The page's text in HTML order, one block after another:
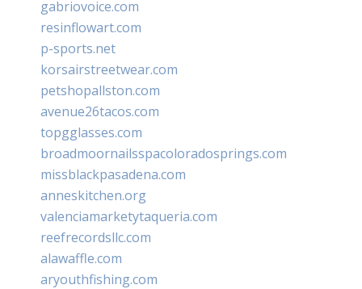
gabriovoice.com
resinflowart.com
p-sports.net
korsairstreetwear.com
petshopallston.com
avenue26tacos.com
topgglasses.com
broadmoornailsspacoloradosprings.com
missblackpasadena.com
anneskitchen.org
valenciamarketytaqueria.com
reefrecordsllc.com
alawaffle.com
aryouthfishing.com